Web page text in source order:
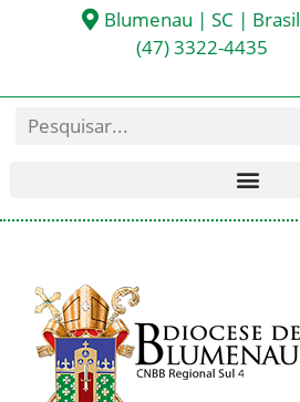
Blumenau | SC | Brasil
(47) 3322-4435